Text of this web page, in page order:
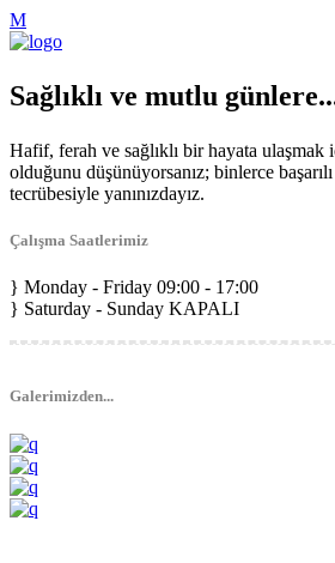
Sağlıklı ve mutlu
Hafif, ferah ve sağlıklı bir hayata ulaşmak
olduğunu düşünüyorsanız; binlerce başarılı
tecrübesiyle yanınızdayız.
Çalışma Saatlerimiz
Monday - Friday 09:00 - 17:00
Saturday - Sunday KAPALI
Galerimizden...